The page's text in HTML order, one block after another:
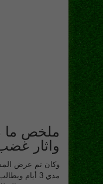
ملخص ما
واثار
وكان تم عرض
مدي 3 أيام